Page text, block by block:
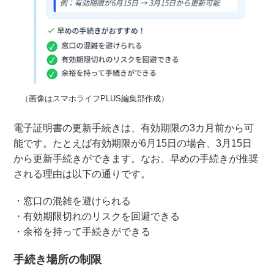
（画像はスマホライフPLUS編集部作成）
電子証明書の更新手続きは、有効期限の3カ月前から可
能です。たとえば有効期限が6月15日の場合、3月15日
から更新手続きができます。なお、早めの手続きが推奨
される理由は以下の通りです。
・窓口の混雑を避けられる
・有効期限切れのリスクを回避できる
・余裕を持って手続きができる
手続き場所の制限